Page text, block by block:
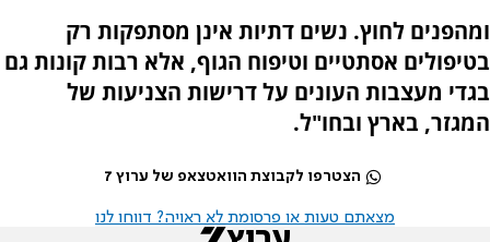
ומהפנים לחוץ. נשים דתיות אינן מסתפקות רק
בטיפולים אסתטיים וטיפוח הגוף, אלא רבות קונות גם
בגדי מעצבות העונים על דרישות הצניעות של
המגזר, בארץ ובחו"ל.
הצטרפו לקבוצת הוואטצאפ של ערוץ 7
מצאתם טעות או פרסומת לא ראויה? דווחו לנו